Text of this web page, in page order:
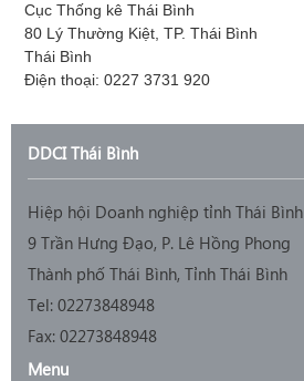
Cục Thống kê Thái Bình
80 Lý Thường Kiệt, TP. Thái Bình
Thái Bình
Điện thoại: 0227 3731 920
DDCI Thái Bình
Hiệp hội Doanh nghiệp tỉnh Thái Bình
9 Trần Hưng Đạo, P. Lê Hồng Phong
Thành phố Thái Bình, Tỉnh Thái Bình
Tel: 02273848948
Fax: 02273848948
Menu